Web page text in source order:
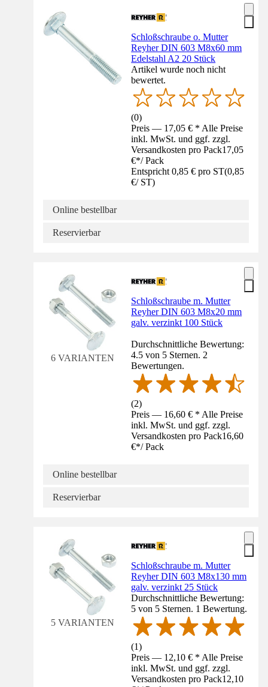
Schloßschraube o. Mutter
Reyher DIN 603 M8x60 mm
Edelstahl A2 20 Stück
Artikel wurde noch nicht
bewertet.
(0)
Preis — 17,05 € * Alle Preise
inkl. MwSt. und ggf. zzgl.
Versandkosten pro Pack17,05
€*/ Pack
Entspricht 0,85 € pro ST(0,85
€/ ST)
Online bestellbar
Reservierbar
6 VARIANTEN
Schloßschraube m. Mutter
Reyher DIN 603 M8x20 mm
galv. verzinkt 100 Stück
Durchschnittliche Bewertung:
4.5 von 5 Sternen. 2
Bewertungen.
(2)
Preis — 16,60 € * Alle Preise
inkl. MwSt. und ggf. zzgl.
Versandkosten pro Pack16,60
€*/ Pack
Online bestellbar
Reservierbar
5 VARIANTEN
Schloßschraube m. Mutter
Reyher DIN 603 M8x130 mm
galv. verzinkt 25 Stück
Durchschnittliche Bewertung:
5 von 5 Sternen. 1 Bewertung.
(1)
Preis — 12,10 € * Alle Preise
inkl. MwSt. und ggf. zzgl.
Versandkosten pro Pack12,10